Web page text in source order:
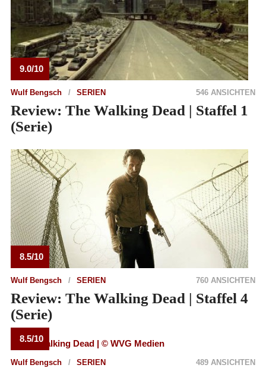
9.0/10
Wulf Bengsch SERIEN 546 ANSICHTEN
Review: The Walking Dead | Staffel 1
(Serie)
8.5/10
Wulf Bengsch SERIEN 760 ANSICHTEN
Review: The Walking Dead | Staffel 4
(Serie)
8.5/10
Wulf Bengsch SERIEN 489 ANSICHTEN